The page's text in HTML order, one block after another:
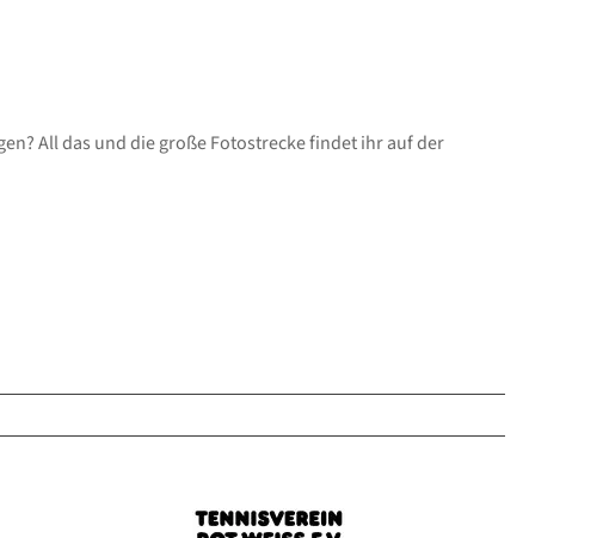
All das und die große Fotostrecke findet ihr auf der